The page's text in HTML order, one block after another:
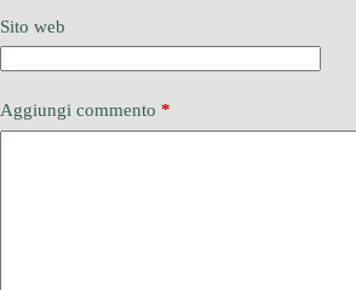
Sito web
Aggiungi commento *